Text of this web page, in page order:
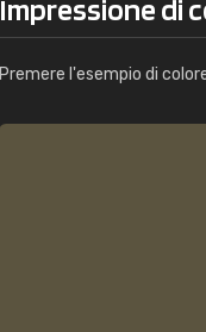
Impressione di
Premere l'esempio di